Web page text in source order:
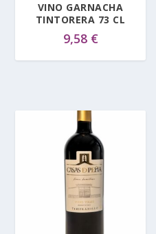
VINO GARNACHA
TINTORERA 73 CL
9,58 €